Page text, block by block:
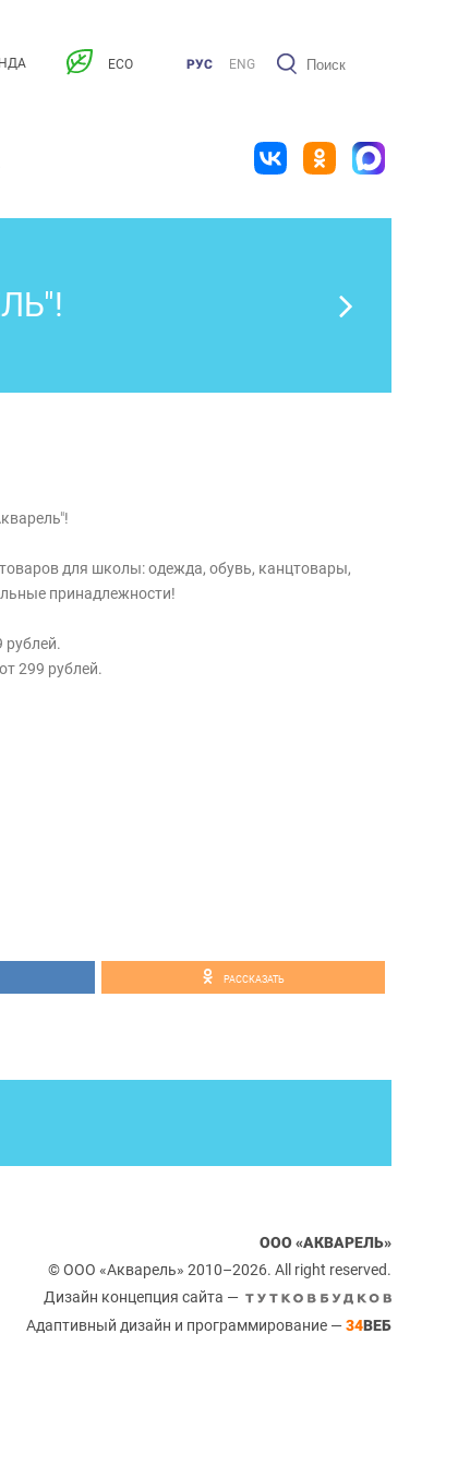
ECO РУС ENG
для школы: одежда, обувь, канцтовары,
принадлежности!
299 рублей.
РАССКАЗАТЬ
ООО «АКВАРЕЛЬ»
© ООО «Акварель» 2010–2026. All right reserved.
Дизайн концепция сайта —
Адаптивный дизайн и программирование — 34ВЕБ